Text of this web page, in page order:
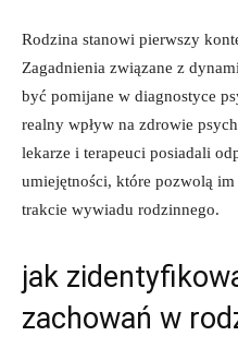
Rodzina‌ stanowi pierwszy
Zagadnienia związane z⁤
⁤być pomijane w diagnostyce
⁢realny wpływ na zdrowie
lekarze⁤ i terapeuci posiadali
umiejętności, które‍ pozwolą⁣ im
trakcie wywiadu rodzinnego.
jak
‌zachowań w